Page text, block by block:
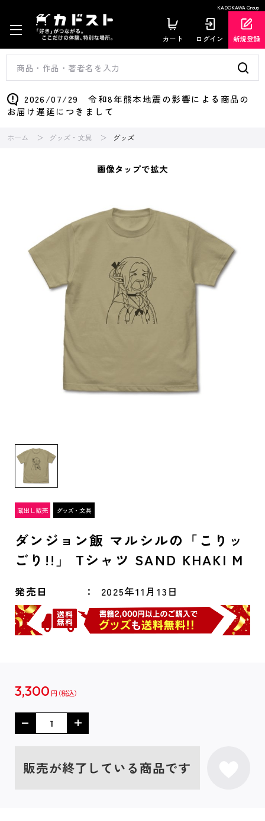
KADOKAWA Group
カート ログイン 新規登録
2026/07/29 令和8年熊本地震の影響による商品の
お届け遅延につきまして
ホーム グッズ・文具 グッズ
画像タップで拡大
ダンジョン飯 マルシルの「こりッ
ごり!!」 Tシャツ SAND KHAKI M
発売日 2025年11月13日
3,300 円
販売が終了している商品です